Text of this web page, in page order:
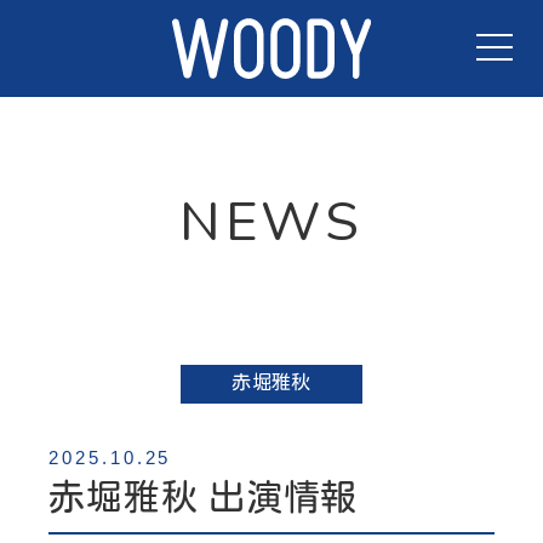
TOP
ACTORS
NEWS
赤堀雅秋
2025.10.25
赤堀雅秋 出演情報